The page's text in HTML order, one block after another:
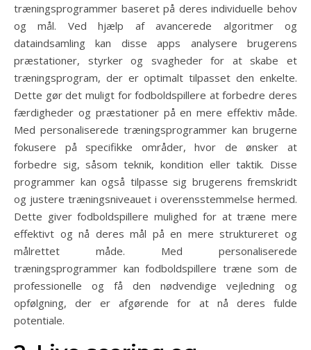
træningsprogrammer baseret på deres individuelle behov
og mål. Ved hjælp af avancerede algoritmer og
dataindsamling kan disse apps analysere brugerens
præstationer, styrker og svagheder for at skabe et
træningsprogram, der er optimalt tilpasset den enkelte.
Dette gør det muligt for fodboldspillere at forbedre deres
færdigheder og præstationer på en mere effektiv måde.
Med personaliserede træningsprogrammer kan brugerne
fokusere på specifikke områder, hvor de ønsker at
forbedre sig, såsom teknik, kondition eller taktik. Disse
programmer kan også tilpasse sig brugerens fremskridt
og justere træningsniveauet i overensstemmelse hermed.
Dette giver fodboldspillere mulighed for at træne mere
effektivt og nå deres mål på en mere struktureret og
målrettet måde. Med personaliserede
træningsprogrammer kan fodboldspillere træne som de
professionelle og få den nødvendige vejledning og
opfølgning, der er afgørende for at nå deres fulde
potentiale.